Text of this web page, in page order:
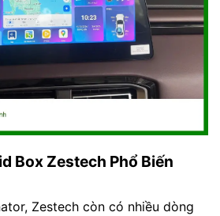
Box Zestech Phổ Biến
Zestech còn có nhiều dòng